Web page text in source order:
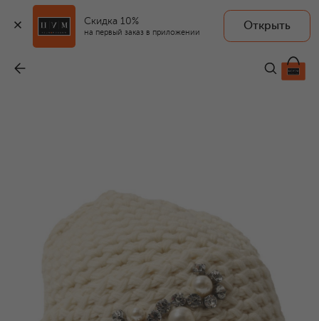
Скидка 10%
на первый заказ в приложении
Открыть
47 350 ₽